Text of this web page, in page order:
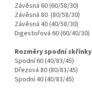
Závěsná 60 (60/58/30)
Závěsná 80 (80/58/30)
Závěsná 40 (40/58/30)
Digestořová 60 (60/40/30)
Rozměry spodní skřínky
Spodní 60 (40/83/45)
Dřezová 80 (80/83/45)
Spodní 40 (40/83/45)